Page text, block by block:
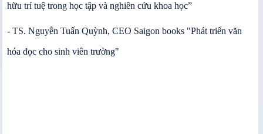
hữu trí tuệ trong học tập và nghiên cứu khoa học”
- TS. Nguyễn Tuấn Quỳnh, CEO Saigon books "Phát triển văn
hóa đọc cho sinh viên trường"